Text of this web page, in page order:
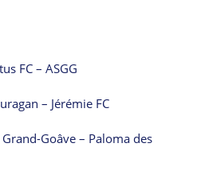
FC – ASGG
– Jérémie FC
Goâve – Paloma des